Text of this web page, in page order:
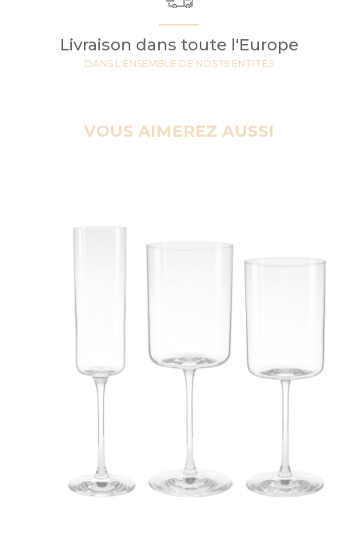
Livraison dans toute l'Europe
DANS L'ENSEMBLE DE NOS 19 ENTITES
VOUS AIMEREZ AUSSI